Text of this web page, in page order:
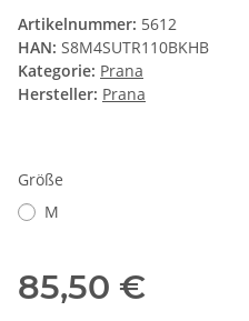
Artikelnummer: 5612
HAN: S8M4SUTR110BKHB
Kategorie: Prana
Hersteller: Prana
Größe
M
85,50 €